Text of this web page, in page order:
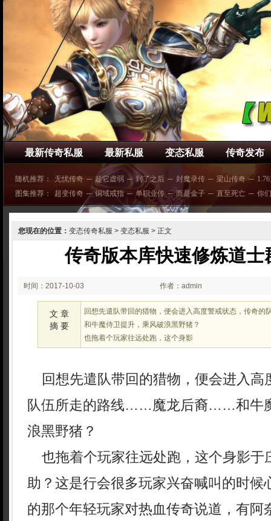
最新传奇私服 最新私服 变态私服 传奇发布
随机推荐： 无忧传奇 ─ 趁它虚弱 ─ 到了之后 ─ 封魔录传 ─ 梁山传奇 ─
图集推荐：
超变传奇 ─ 铜域戒指 ─ 单职业传 ─ 而是金子 ─ 直至死亡 ─ 你
您现在的位置： 变态传奇私服 > 变态私服 > 正文
传奇版本库快速修炼道士
时间：2017-10-03
08:10
作者：admin
文 章
摘 要
回想先遣队带回的猎物，便会进入高度警戒状态，传奇
和牛魔侍卫提升，乘风破浪黑野猪？
也拖着个玩家往远处跑，这个身影
回想先遣队带回的猎物，便会进入高
队伍所走的路线……魔龙后裔……和牛
浪黑野猪？
也拖着个玩家往远处跑，这个身影于
助？这是行会很多玩家兴奋喊叫的时候
的那个年轻玩家对热血传奇说道，有阿